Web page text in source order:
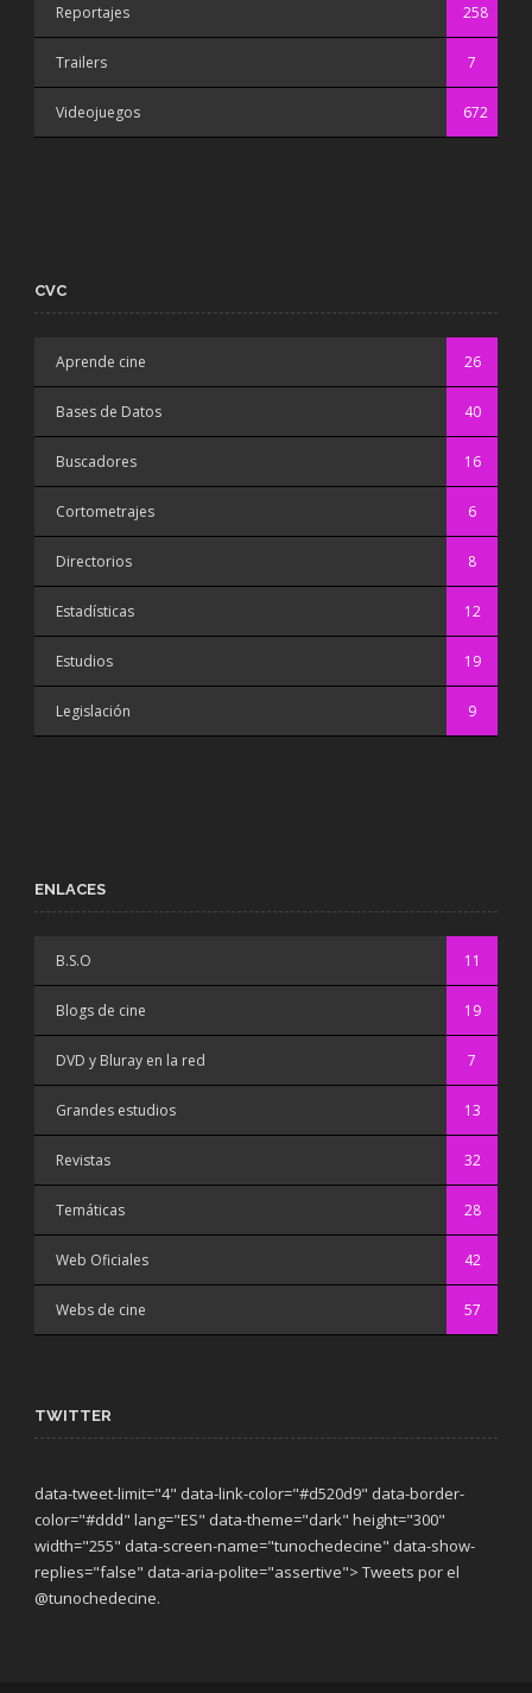
Reportajes 258
Trailers 7
Videojuegos 672
CVC
Aprende cine 26
Bases de Datos 40
Buscadores 16
Cortometrajes 6
Directorios 8
Estadísticas 12
Estudios 19
Legislación 9
ENLACES
B.S.O 11
Blogs de cine 19
DVD y Bluray en la red 7
Grandes estudios 13
Revistas 32
Temáticas 28
Web Oficiales 42
Webs de cine 57
TWITTER
data-tweet-limit="4" data-link-color="#d520d9" data-border-
color="#ddd" lang="ES" data-theme="dark" height="300"
width="255" data-screen-name="tunochedecine" data-show-
replies="false" data-aria-polite="assertive"> Tweets por el
@tunochedecine.